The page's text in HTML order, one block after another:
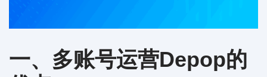
一、多账号运营Depop的